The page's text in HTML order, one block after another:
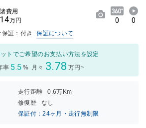
諸費用
14万円 0 0
保証：付き 保証について
トでご希望のお支払い方法を設定
率 5.5 % 月々 3.78 万円~
走行距離
0.6万Km
修復歴
なし
保証付：24ヶ月・走行無制限